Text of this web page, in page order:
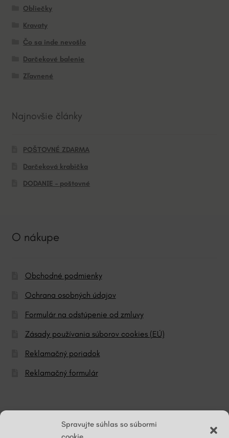
Spravujte súhlas so súbormi
Obliečky
Kravaty
Čo sa inde nevošlo
Darčekové balenie
Zľavnené
Najnovšie články
POŠTOVNÉ ZDARMA
Darčeková krabička
DODANIE – poštovné
O nákupe
Obchodné podmienky
Ochrana osobných údajov
Formulár na odstúpenie od zmluvy
Zásady používania súborov cookies (EÚ)
Reklamačný poriadok
Reklamačný formulár